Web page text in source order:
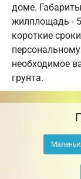
доме.
жилплощадь -
короткие
необходимое
грунта.